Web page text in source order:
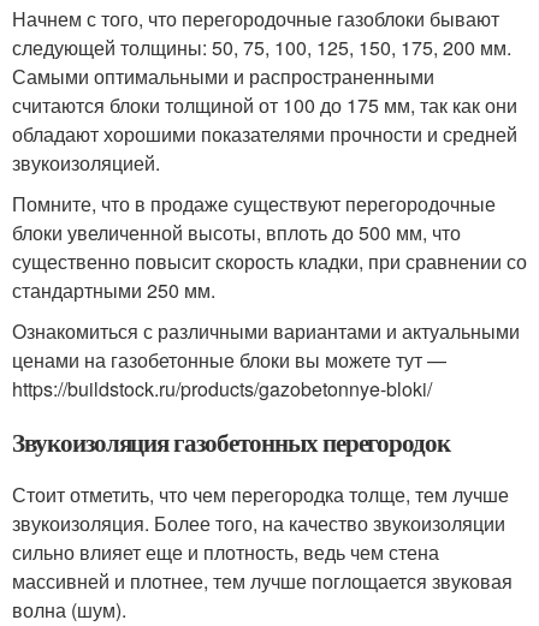
Начнем с того, что перегородочные газоблоки бывают
следующей толщины: 50, 75, 100, 125, 150, 175, 200 мм.
Самыми оптимальными и распространенными
считаются блоки толщиной от 100 до 175 мм, так как они
обладают хорошими показателями прочности и средней
звукоизоляцией.
Помните, что в продаже существуют перегородочные
блоки увеличенной высоты, вплоть до 500 мм, что
существенно повысит скорость кладки, при сравнении со
стандартными 250 мм.
Ознакомиться с различными вариантами и актуальными
ценами на газобетонные блоки вы можете тут —
https://buildstock.ru/products/gazobetonnye-bloki/
Звукоизоляция газобетонных перегородок
Стоит отметить, что чем перегородка толще, тем лучше
звукоизоляция. Более того, на качество звукоизоляции
сильно влияет еще и плотность, ведь чем стена
массивней и плотнее, тем лучше поглощается звуковая
волна (шум).